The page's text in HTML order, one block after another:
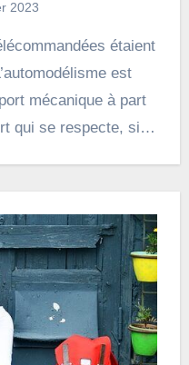
2023
est
mécanique à part
qui se respecte, si…